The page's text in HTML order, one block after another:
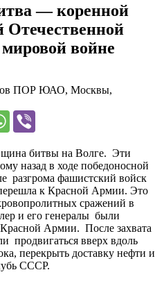
— коренной
Отечественной
войне
ПОР ЮАО, Москвы,
битвы на Волге. Эти
назад в ходе победоносной
разгрома фашистский войск
к Красной Армии. Это
сражений в
и его генералы были
Армии. После захвата
продвигаться вверх вдоль
перекрыть доставку нефти и
СССР.